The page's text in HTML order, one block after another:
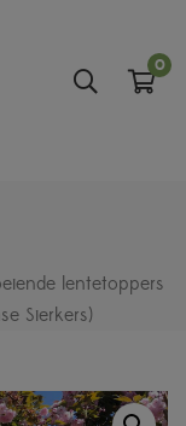
0
lentetoppers
Sierkers)